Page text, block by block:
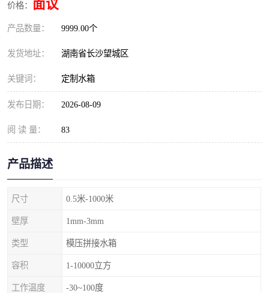
价格： 面议
产品数量： 9999.00个
发货地址： 湖南省长沙望城区
关键词： 定制水箱
发布日期： 2026-08-09
阅 读 量： 83
产品描述
尺寸 0.5米-1000米
壁厚 1mm-3mm
类型 模压拼接水箱
容积 1-10000立方
工作温度 -30~100度